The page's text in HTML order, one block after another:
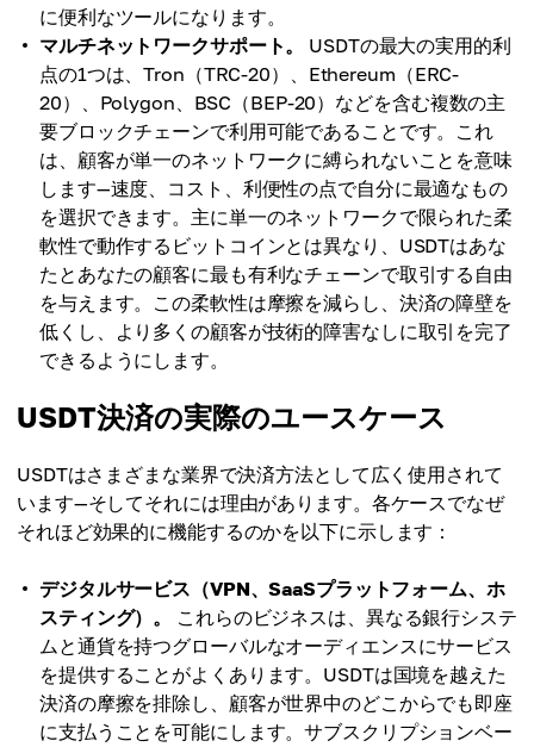
に便利なツールになります。
マルチネットワークサポート。
USDTの最大の実用的利
点の1つは、Tron（TRC-20）、Ethereum（ERC-
20）、Polygon、BSC（BEP-20）などを含む複数の主
要ブロックチェーンで利用可能であることです。これ
は、顧客が単一のネットワークに縛られないことを意味
します—速度、コスト、利便性の点で自分に最適なもの
を選択できます。主に単一のネットワークで限られた柔
軟性で動作するビットコインとは異なり、USDTはあな
たとあなたの顧客に最も有利なチェーンで取引する自由
を与えます。この柔軟性は摩擦を減らし、決済の障壁を
低くし、より多くの顧客が技術的障害なしに取引を完了
できるようにします。
USDT決済の実際のユースケース
USDTはさまざまな業界で決済方法として広く使用されて
います—そしてそれには理由があります。各ケースでなぜ
それほど効果的に機能するのかを以下に示します：
デジタルサービス（VPN、SaaSプラットフォーム、ホ
スティング）。
これらのビジネスは、異なる銀行システ
ムと通貨を持つグローバルなオーディエンスにサービス
を提供することがよくあります。USDTは国境を越えた
決済の摩擦を排除し、顧客が世界中のどこからでも即座
に支払うことを可能にします。サブスクリプションベー